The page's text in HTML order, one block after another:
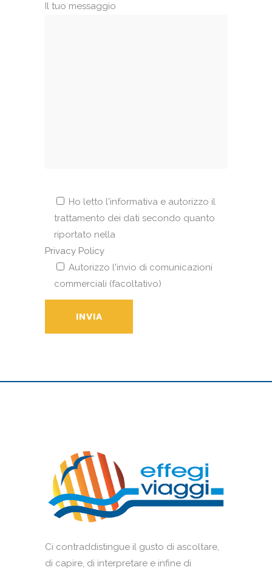
Il tuo messaggio
Ho letto l'informativa e autorizzo il
trattamento dei dati secondo quanto
riportato nella
Privacy Policy
Autorizzo l'invio di comunicazioni
commerciali (facoltativo)
Ci contraddistingue il gusto di ascoltare,
di capire, di interpretare e infine di